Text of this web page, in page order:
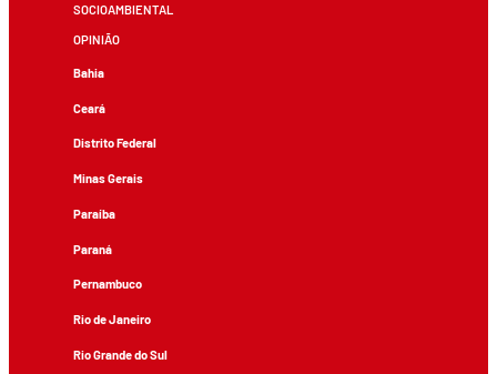
SOCIOAMBIENTAL
OPINIÃO
Bahia
Ceará
Distrito Federal
Minas Gerais
Paraíba
Paraná
Pernambuco
Rio de Janeiro
Rio Grande do Sul